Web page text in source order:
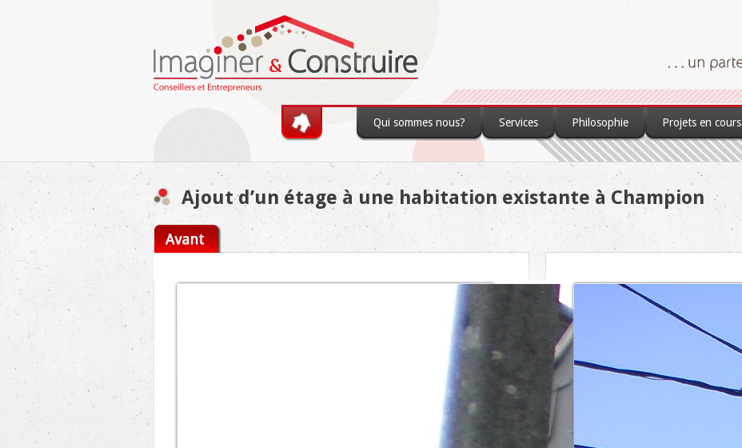
Qui sommes nous? Services Philosophie Projets en cours
You are here
Ajout d’un étage à une habitation existante à Champion